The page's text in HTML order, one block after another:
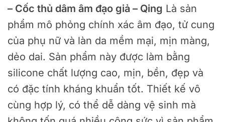
– Cốc thủ dâm âm đạo giả – Qing Là sản
phẩm mô phỏng chính xác âm đạo, tử cung
của phụ nữ và làn da mềm mại, mịn màng,
dẻo dai. Sản phẩm này được làm bằng
silicone chất lượng cao, mịn, bền, đẹp và
có đặc tính kháng khuẩn tốt. Thiết kế vô
cùng hợp lý, có thể dễ dàng vệ sinh mà